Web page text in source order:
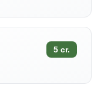
5 cr.